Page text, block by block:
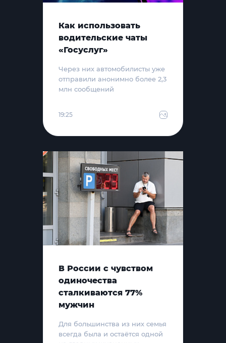
Как использовать
водительские чаты
«Госуслуг»
Через них автомобилисты уже
отправили анонимно более 2,3
млн сообщений
19:25
В России с чувством
одиночества
сталкиваются 77%
мужчин
Для большинства из них семья
всегда была и остаётся одной